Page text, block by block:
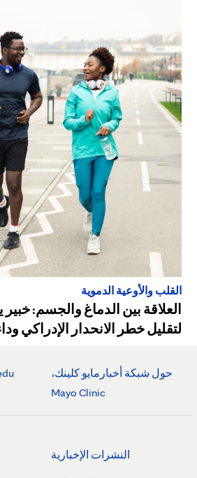
القلب والأوعية الدموية
العلاقة بين الدماغ والجسم:
لتقليل خطر الانحدار الإدراكي
حول شبكة أخبارمايو كلينك،
Mayo Clinic
النشرات الإخبارية